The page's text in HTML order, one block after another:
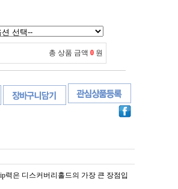
총 상품 금액 0 원
력은 디스커버리홀드의 가장 큰 장점입